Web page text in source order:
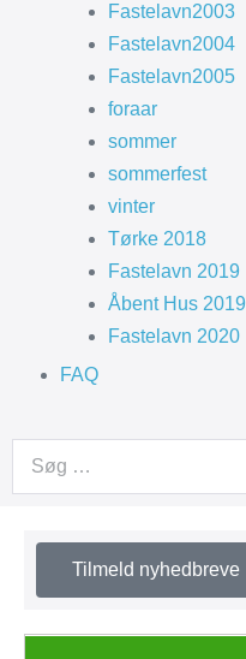
Fastelavn2003
Fastelavn2004
Fastelavn2005
foraar
sommer
sommerfest
vinter
Tørke 2018
Fastelavn 2019
Åbent Hus 2019
Fastelavn 2020
FAQ
Tilmeld nyhedbreve